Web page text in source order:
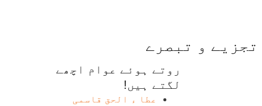
تجزیے و تبصرے
روتے ہوئے عوام اچھے
لگتے ہیں!
عطا ء الحق قاسمی